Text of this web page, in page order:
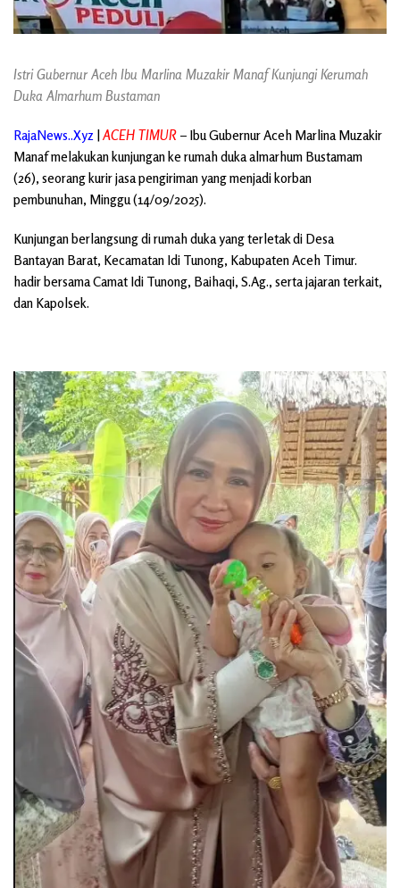
Istri Gubernur Aceh Ibu Marlina Muzakir Manaf Kunjungi Kerumah
Duka Almarhum Bustaman
RajaNews..Xyz ACEH TIMUR – Ibu Gubernur Aceh Marlina Muzakir
Manaf melakukan kunjungan ke rumah duka almarhum Bustamam
(26), seorang kurir jasa pengiriman yang menjadi korban
pembunuhan, Minggu (14/09/2025).
Kunjungan berlangsung di rumah duka yang terletak di Desa
Bantayan Barat, Kecamatan Idi Tunong, Kabupaten Aceh Timur.
hadir bersama Camat Idi Tunong, Baihaqi, S.Ag., serta jajaran terkait,
dan Kapolsek.